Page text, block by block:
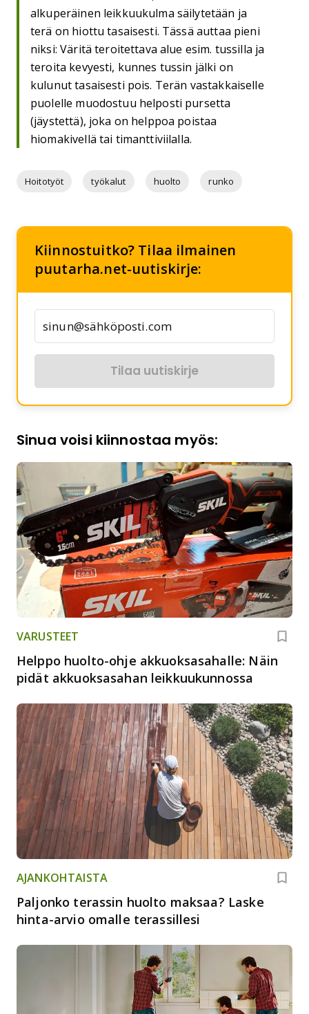
alkuperäinen leikkuukulma säilytetään ja
terä on hiottu tasaisesti. Tässä auttaa pieni
niksi: Väritä teroitettava alue esim. tussilla ja
teroita kevyesti, kunnes tussin jälki on
kulunut tasaisesti pois. Terän vastakkaiselle
puolelle muodostuu helposti pursetta
(jäystettä), joka on helppoa poistaa
hiomakivellä tai timanttiviilalla.
Hoitotyöt työkalut huolto runko
Kiinnostuitko? Tilaa ilmainen
puutarha.net-uutiskirje:
Tilaa uutiskirje
Sinua voisi kiinnostaa myös:
VARUSTEET
Helppo huolto-ohje akkuoksasahalle: Näin
pidät akkuoksasahan leikkuukunnossa
AJANKOHTAISTA
Paljonko terassin huolto maksaa? Laske
hinta-arvio omalle terassillesi